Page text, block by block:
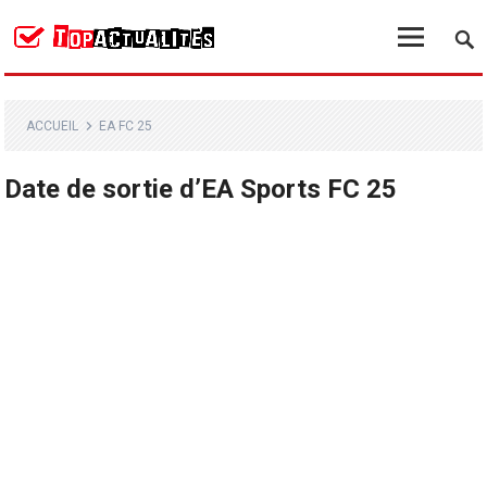
ACCUEIL EA FC 25
Date de sortie d’EA Sports FC 25